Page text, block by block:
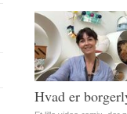
Hvad er